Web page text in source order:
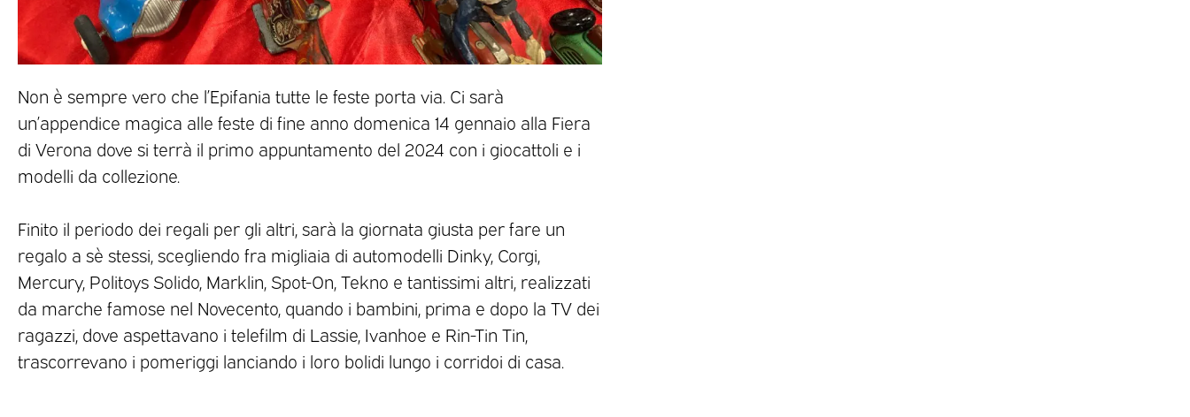
Non è sempre vero che l’Epifania tutte le feste porta via. Ci sarà
un’appendice magica alle feste di fine anno domenica 14 gennaio alla Fiera
di Verona dove si terrà il primo appuntamento del 2024 con i giocattoli e i
modelli da collezione.
Finito il periodo dei regali per gli altri, sarà la giornata giusta per fare un
regalo a sè stessi, scegliendo fra migliaia di automodelli Dinky, Corgi,
Mercury, Politoys Solido, Marklin, Spot-On, Tekno e tantissimi altri, realizzati
da marche famose nel Novecento, quando i bambini, prima e dopo la TV dei
ragazzi, dove aspettavano i telefilm di Lassie, Ivanhoe e Rin-Tin Tin,
trascorrevano i pomeriggi lanciando i loro bolidi lungo i corridoi di casa.